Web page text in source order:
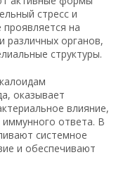
стресс и
на
различных органов,
структуры.
оказывает
влияние,
иммунного ответа. В
системное
и обеспечивают